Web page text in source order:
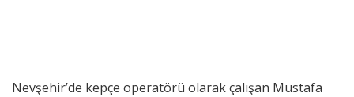
Nevşehir’de kepçe operatörü olarak çalışan Mustafa